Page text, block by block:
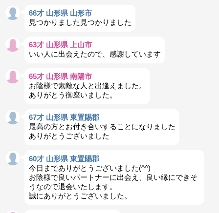
66才 山形県 山形市
見つかりました見つかりました
63才 山形県 上山市
いい人に出会えたので、感謝しています
65才 山形県 南陽市
お陰様で素敵な人と出逢えました。
ありがとう御座いました。
67才 山形県 東置賜郡
最高の方とお付き合いすることになりました
ありがとうございました
60才 山形県 東置賜郡
今日までありがとうございました(^^)
お陰様で良いパートナーに出会え、良い縁にできそ
うなので退会いたします。
誠にありがとうございました。